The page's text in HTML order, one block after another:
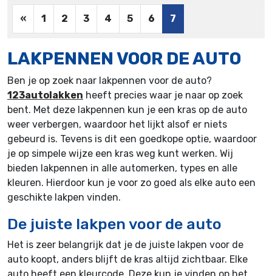
« 1 2 3 4 5 6 7
LAKPENNEN VOOR DE AUTO
Ben je op zoek naar lakpennen voor de auto?
123autolakken heeft precies waar je naar op zoek
bent. Met deze lakpennen kun je een kras op de auto
weer verbergen, waardoor het lijkt alsof er niets
gebeurd is. Tevens is dit een goedkope optie, waardoor
je op simpele wijze een kras weg kunt werken. Wij
bieden lakpennen in alle automerken, types en alle
kleuren. Hierdoor kun je voor zo goed als elke auto een
geschikte lakpen vinden.
De juiste lakpen voor de auto
Het is zeer belangrijk dat je de juiste lakpen voor de
auto koopt, anders blijft de kras altijd zichtbaar. Elke